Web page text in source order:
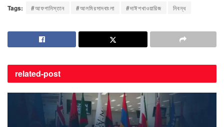
Tags: #আফগানিস্তান #আলমিরসাদবাংলা #দাঈশখাওয়ারিজ নিবন্ধ
related-post